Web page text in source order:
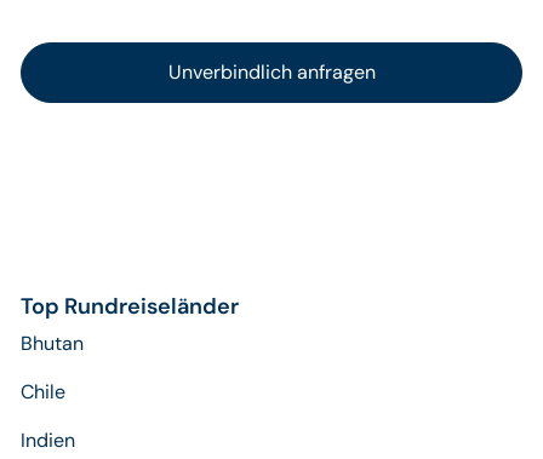
Top Rundreiseländer
Bhutan
Chile
Indien